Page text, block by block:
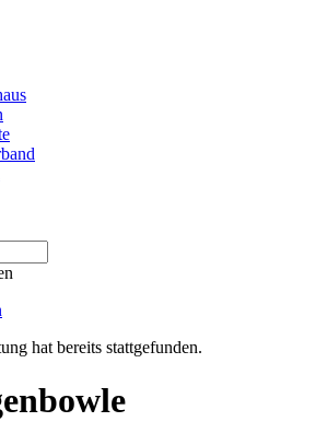
hat bereits stattgefunden.